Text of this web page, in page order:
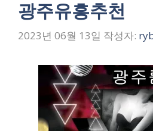
광주유흥추천
2023년 06월 13일 작성자: